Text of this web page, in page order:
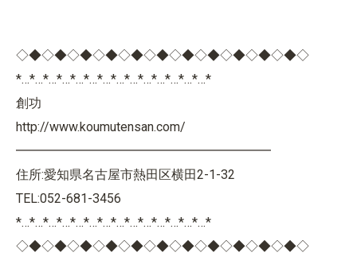
◇◆◇◆◇◆◇◆◇◆◇◆◇◆◇◆◇◆◇◆◇◆◇
*…*…*…*…*…*…*…*…*…*…*…*…*…*…*
創功
http://www.koumutensan.com/
━━━━━━━━━━━━━━━━━━━━
住所:愛知県名古屋市熱田区横田2-1-32
TEL:052-681-3456
*…*…*…*…*…*…*…*…*…*…*…*…*…*…*
◇◆◇◆◇◆◇◆◇◆◇◆◇◆◇◆◇◆◇◆◇◆◇